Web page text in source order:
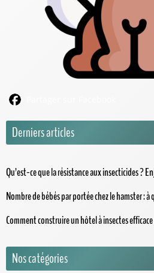
Derniers articles
Qu’est-ce que la résistance aux insecticides ?
Nombre de bébés par portée chez le hamster :
Comment construire un hôtel à insectes
Nos catégories